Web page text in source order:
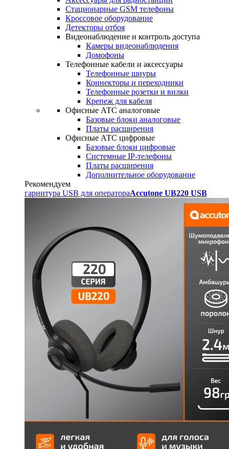
Стационарные GSM телефоны
Кроссовое оборудование
Детекторы отбоя
Видеонаблюдение и контроль доступа
Камеры видеонаблюдения
Домофоны
Телефонные кабели и аксессуары
Телефонные шнуры
Коннекторы и переходники
Телефонные розетки и вилки
Крепеж для кабеля
Офисные АТС аналоговые
Базовые блоки аналоговые
Платы расширения
Офисные АТС цифровые
Базовые блоки цифровые
Системные IP-телефоны
Платы расширения
Дополнительное оборудование
Рекомендуем
гарнитура USB для оператораAccutone UB220 USB